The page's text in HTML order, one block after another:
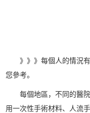
》》》每個人的情況
您參考。
每個地區，不同的醫
用一次性手術材料、人流